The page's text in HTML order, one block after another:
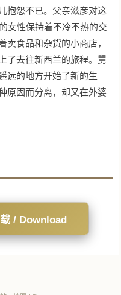
抱怨不已。父亲滋彦对这
女性保持着不冷不热的交
卖食品和杂货的小商店，
了去往新西兰的旅程。舅
远的地方开始了新的生
原因而分离，却又在外婆
载 / Download